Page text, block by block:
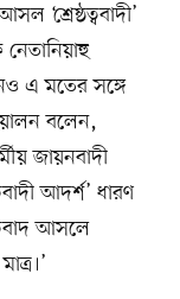
এ মতের সঙ্গে
বলেন,
জায়নবাদী
আদর্শ’ ধারণ
আসলে